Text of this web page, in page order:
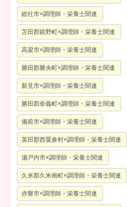
総社市×調理師・栄養士関連
苫田郡鏡野町×調理師・栄養士関連
高梁市×調理師・栄養士関連
勝田郡勝央町×調理師・栄養士関連
新見市×調理師・栄養士関連
勝田郡奈義町×調理師・栄養士関連
備前市×調理師・栄養士関連
英田郡西粟倉村×調理師・栄養士関連
瀬戸内市×調理師・栄養士関連
久米郡久米南町×調理師・栄養士関連
赤磐市×調理師・栄養士関連